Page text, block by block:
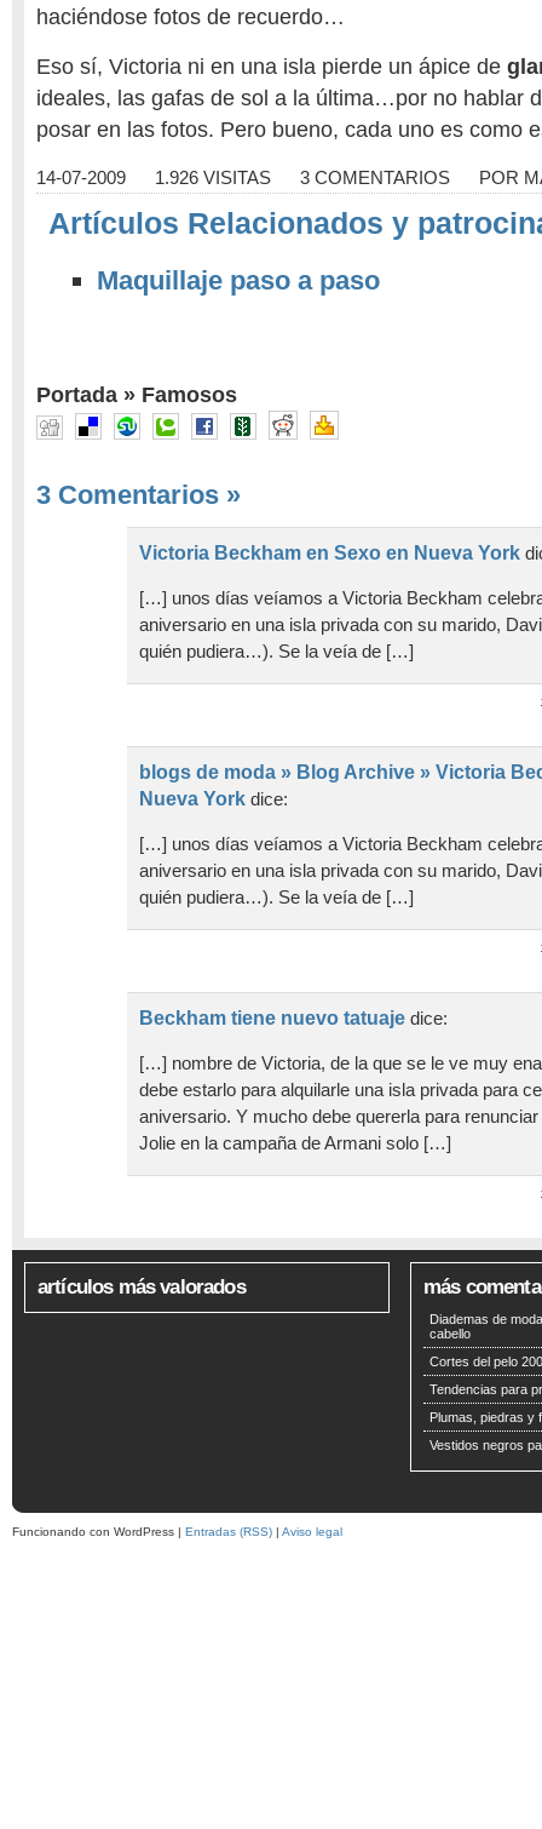
haciéndose fotos de recuerdo…
Eso sí, Victoria ni en una isla pierde un ápice de
ideales, las gafas de sol a la última…por no hablar
posar en las fotos. Pero bueno, cada uno es como
14-07-2009 1.926 VISITAS 3 COMENTARIOS POR
Artículos Relacionados y
Maquillaje paso a paso
Portada » Famosos
3 Comentarios »
Victoria Beckham en Sexo en Nueva York
[…] unos días veíamos a Victoria Beckham
aniversario en una isla privada con su marido,
quién pudiera…). Se la veía de […]
blogs de moda » Blog Archive » Victoria
Nueva York dice:
[…] unos días veíamos a Victoria Beckham
aniversario en una isla privada con su marido,
quién pudiera…). Se la veía de […]
Beckham tiene nuevo tatuaje dice:
[…] nombre de Victoria, de la que se le ve muy
debe estarlo para alquilarle una isla privada para
aniversario. Y mucho debe quererla para
Jolie en la campaña de Armani solo […]
artículos más valorados más
Diademas de
cabello
Cortes del pelo
Tendencias para
Plumas, piedras y
Vestidos negros
Funcionando con WordPress | Entradas (RSS) | Aviso legal